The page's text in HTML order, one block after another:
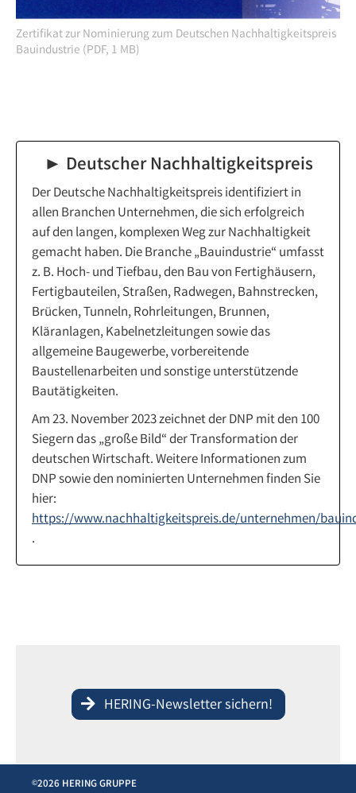
Zertifikat zur Nominierung zum Deutschen Nachhaltigkeitspreis
Bauindustrie (PDF, 1 MB)
► Deutscher Nachhaltigkeitspreis
Der Deutsche Nachhaltigkeitspreis identifiziert in
allen Branchen Unternehmen, die sich erfolgreich
auf den langen, komplexen Weg zur Nachhaltigkeit
gemacht haben. Die Branche „Bauindustrie“ umfasst
z. B. Hoch- und Tiefbau, den Bau von Fertighäusern,
Fertigbauteilen, Straßen, Radwegen, Bahnstrecken,
Brücken, Tunneln, Rohrleitungen, Brunnen,
Kläranlagen, Kabelnetzleitungen sowie das
allgemeine Baugewerbe, vorbereitende
Baustellenarbeiten und sonstige unterstützende
Bautätigkeiten.
Am 23. November 2023 zeichnet der DNP mit den 100
Siegern das „große Bild“ der Transformation der
deutschen Wirtschaft. Weitere Informationen zum
DNP sowie den nominierten Unternehmen finden Sie
hier:
https://www.nachhaltigkeitspreis.de/unternehmen/
.
HERING-Newsletter sichern!
©2026 HERING GRUPPE